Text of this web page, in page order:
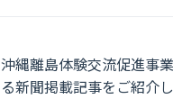
沖縄離島体験交流促進事
る新聞掲載記事をご紹介し